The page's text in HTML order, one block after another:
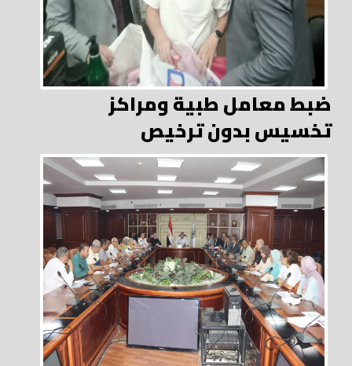
ضبط معامل طبية ومراكز
تخسيس بدون ترخيص